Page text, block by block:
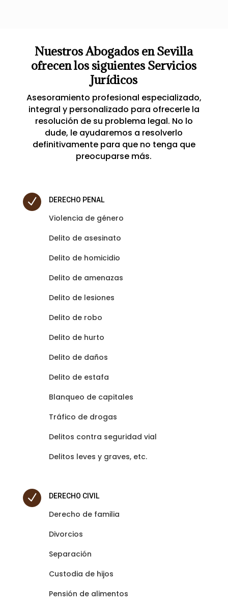
Nuestros Abogados en Sevilla
ofrecen los siguientes Servicios
Jurídicos
Asesoramiento profesional especializado,
integral y personalizado para ofrecerle la
resolución de su problema legal. No lo
dude, le ayudaremos a resolverlo
definitivamente para que no tenga que
preocuparse más.
N DERECHO PENAL
Violencia de género
Delito de asesinato
Delito de homicidio
Delito de amenazas
Delito de lesiones
Delito de robo
Delito de hurto
Delito de daños
Delito de estafa
Blanqueo de capitales
Tráfico de drogas
Delitos contra seguridad vial
Delitos leves y graves, etc.
N DERECHO CIVIL
Derecho de familia
Divorcios
Separación
Custodia de hijos
Pensión de alimentos